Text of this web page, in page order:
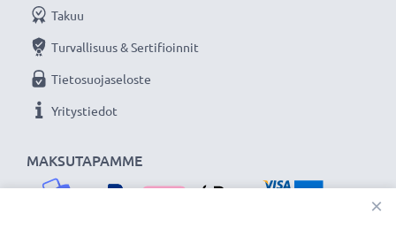
MAKSUTAPAMME
Takuu
Turvallisuus & Sertifioinnit
Tietosuojaseloste
Yritystiedot
×